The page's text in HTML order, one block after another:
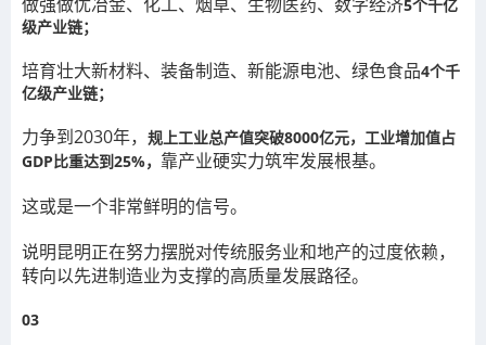
5个千亿
级产业链；
培育壮大新材料、装备制造、新能源电池、绿色食品4个千
亿级产业链；
力争到2030年， 规上工业总产值突破8000亿元，工业增加值占
GDP比重达到25%， 靠产业硬实力筑牢发展根基。
这或是一个非常鲜明的信号。
说明昆明正在努力摆脱对传统服务业和地产的过度依赖，
转向以先进制造业为支撑的高质量发展路径。
03